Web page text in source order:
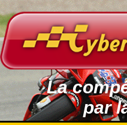
La
par